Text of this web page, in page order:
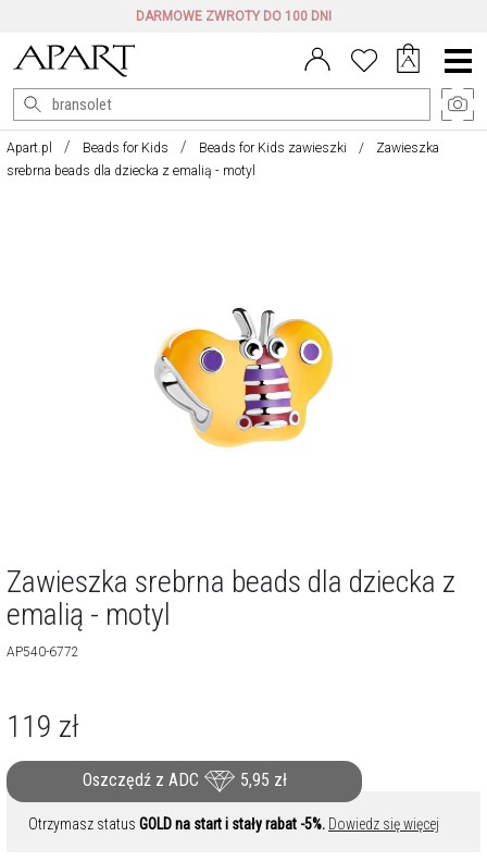
DARMOWE ZWROTY DO 100 DNI
Menu
główne
Apart.pl Beads for Kids Beads for Kids zawieszki
Zawieszka
srebrna beads dla dziecka z emalią - motyl
Zawieszka srebrna beads dla dziecka z
emalią - motyl
AP540-6772
119 zł
Oszczędź z ADC 5,95 zł
Otrzymasz status GOLD na start i stały rabat -5%. Dowiedz się więcej